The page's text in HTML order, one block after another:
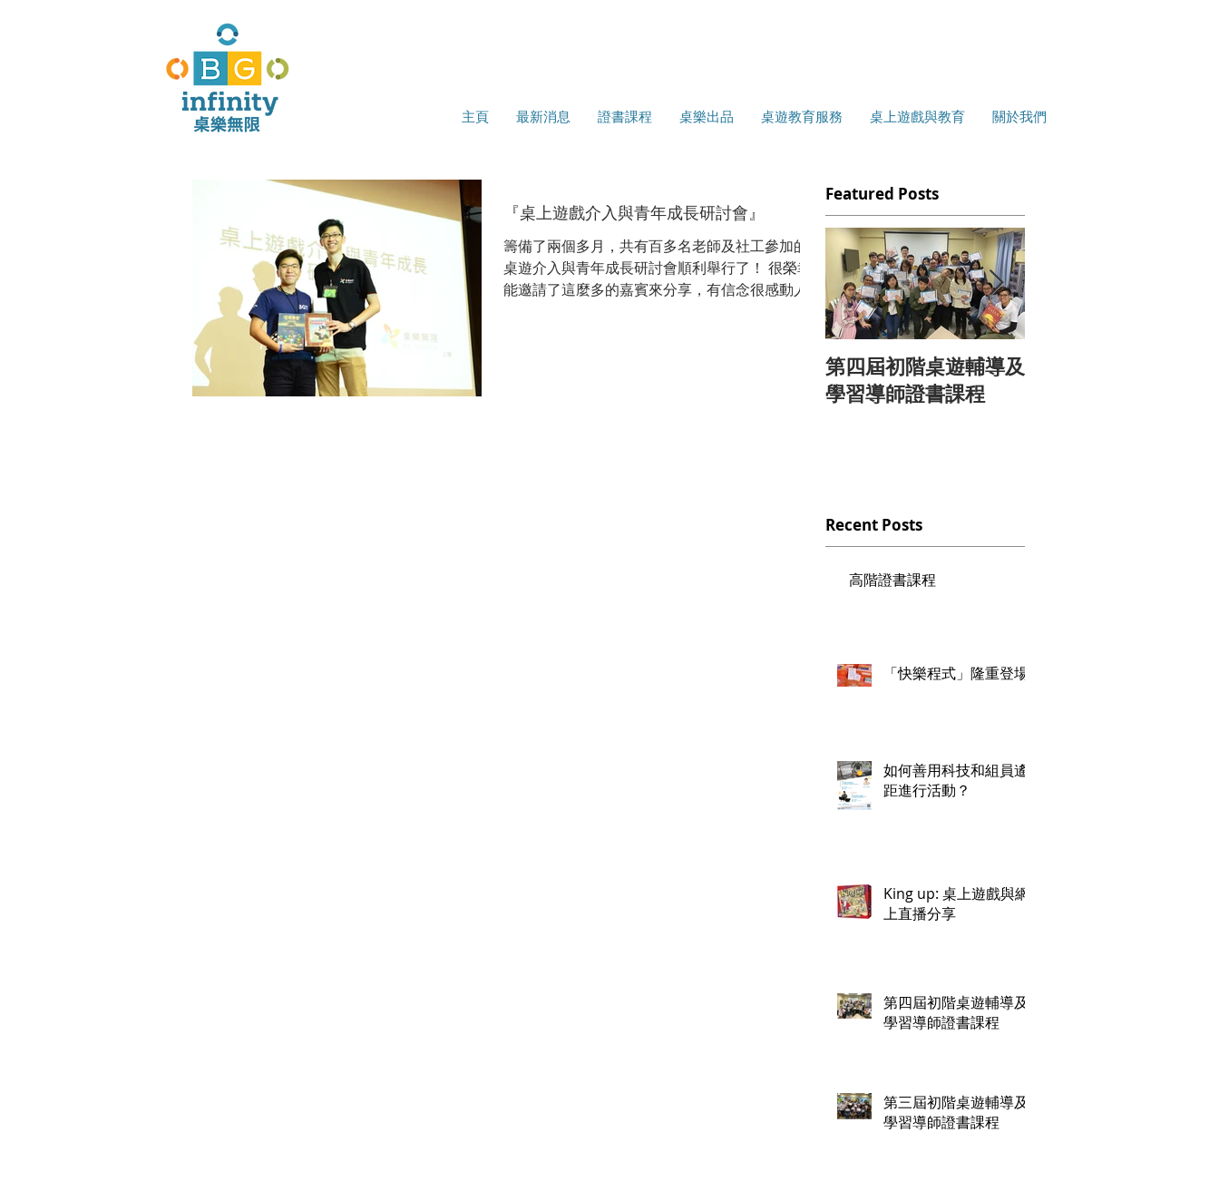
主頁 最新消息 證書課程 桌樂出品 桌遊教育服務 桌上遊戲與教育 關於我們
『桌上遊戲介入與青年成長研討會』
籌備了兩個多月，共有百多名老師及社工參加的
桌遊介入與青年成長研討會順利舉行了！ 很榮幸
能邀請了這麼多的嘉賓來分享，有信念很感動人
Featured Posts
第四屆初階桌遊輔導及
學習導師證書課程
Recent Posts
高階證書課程
「快樂程式」隆重登場
如何善用科技和組員遙
距進行活動？
King up: 桌上遊戲與網
上直播分享
第四屆初階桌遊輔導及
學習導師證書課程
第三屆初階桌遊輔導及
學習導師證書課程